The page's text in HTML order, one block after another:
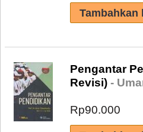
Pengantar
Revisi) -
Rp90.000